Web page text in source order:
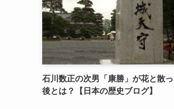
石川数正の次男「康勝」が花と散
後とは？【日本の歴史ブログ】